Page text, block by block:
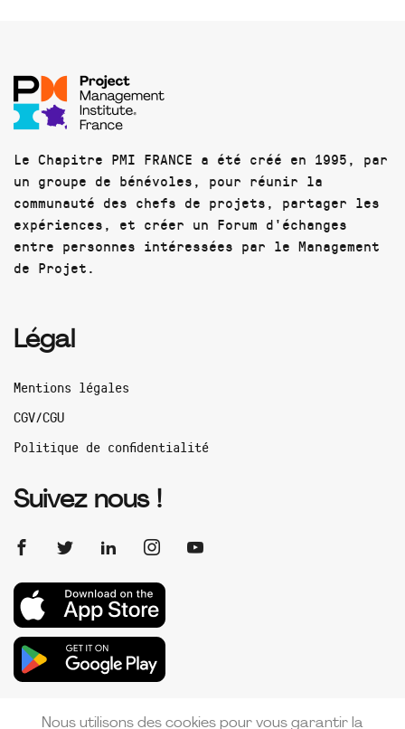
Le Chapitre PMI FRANCE a été créé en 1995, par
un groupe de bénévoles, pour réunir la
communauté des chefs de projets, partager les
expériences, et créer un Forum d'échanges
entre personnes intéressées par le Management
de Projet.
Légal
Mentions légales
CGV/CGU
Politique de confidentialité
Suivez nous !
Nous utilisons des cookies pour vous garantir la